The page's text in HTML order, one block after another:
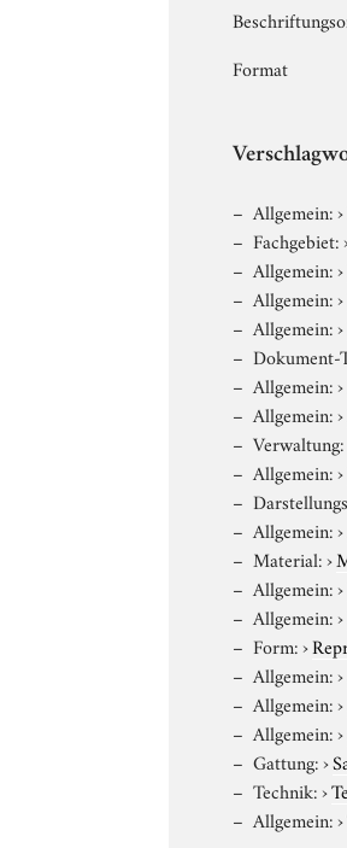
Format
Allgemein:›
Fachgebiet:
Allgemein:›
Allgemein:›
Allgemein:›
Dokument-
Allgemein:›
Allgemein:›
Verwaltung:
Allgemein:›
Allgemein:›
Material:›
Allgemein:›
Allgemein:›
Form:›
Allgemein:›
Allgemein:›
Allgemein:›
Gattung:›
Technik:›
Allgemein:›